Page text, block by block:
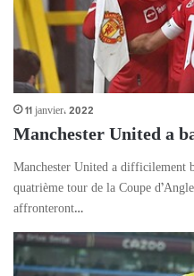
11 janvier، 2022
Manchester United a
Manchester United a
quatrième tour de la Coupe
affronteront…